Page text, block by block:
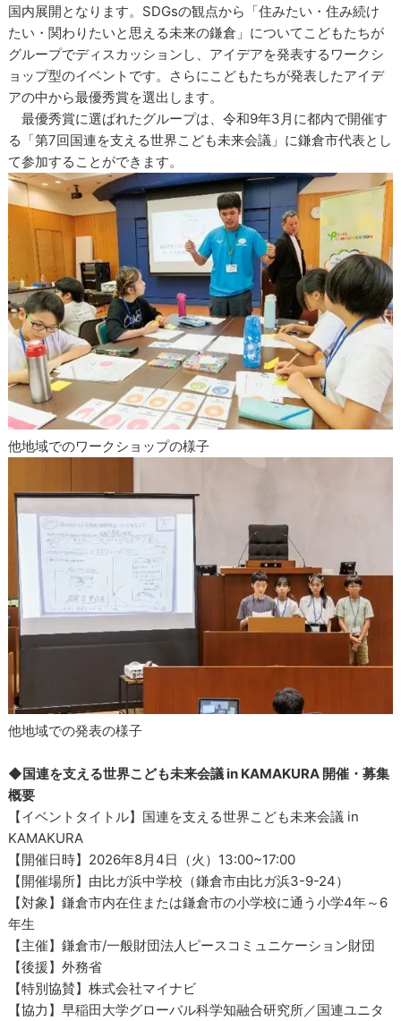
国内展開となります。SDGsの観点から「住みたい・住み続け
たい・関わりたいと思える未来の鎌倉」についてこどもたちが
グループでディスカッションし、アイデアを発表するワークシ
ョップ型のイベントです。さらにこどもたちが発表したアイデ
アの中から最優秀賞を選出します。
最優秀賞に選ばれたグループは、令和9年3月に都内で開催す
る「第7回国連を支える世界こども未来会議」に鎌倉市代表とし
て参加することができます。
他地域でのワークショップの様子
他地域での発表の様子
◆国連を支える世界こども未来会議 in KAMAKURA 開催・募集
概要
【イベントタイトル】国連を支える世界こども未来会議 in
KAMAKURA
【開催日時】2026年8月4日（火）13:00~17:00
【開催場所】由比ガ浜中学校（鎌倉市由比ガ浜3-9-24）
【対象】鎌倉市内在住または鎌倉市の小学校に通う小学4年～6
年生
【主催】鎌倉市/一般財団法人ピースコミュニケーション財団
【後援】外務省
【特別協賛】株式会社マイナビ
【協力】早稲田大学グローバル科学知融合研究所／国連ユニタ